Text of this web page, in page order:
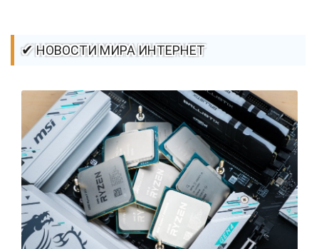
✔ НОВОСТИ МИРА ИНТЕРНЕТ